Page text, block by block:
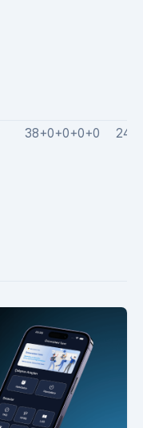
38+0+0+0+0